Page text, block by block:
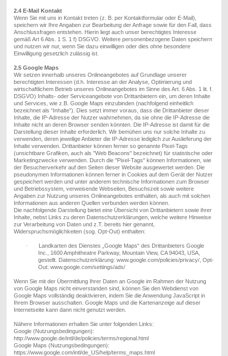
2.4 E-Mail Kontakt
Wenn Sie mit uns in Kontakt treten (z. B. per Kontaktformular oder E-Mail),
speichern wir Ihre Angaben zur Bearbeitung der Anfrage sowie für den Fall, dass
Anschlussfragen entstehen. Hierin liegt auch unser berechtigtes Interesse
gemäß Art 6 Abs. 1 S. 1 f) DSGVO. Weitere personenbezogene Daten speichern
und nutzen wir nur, wenn Sie dazu einwilligen oder dies ohne besondere
Einwilligung gesetzlich zulässig ist.
2.5 Google Maps
Wir setzen innerhalb unseres Onlineangebotes auf Grundlage unserer
berechtigten Interessen (d.h. Interesse an der Analyse, Optimierung und
wirtschaftlichem Betrieb unseres Onlineangebotes im Sinne des Art. 6 Abs. 1 lit. f.
DSGVO) Inhalts- oder Serviceangebote von Drittanbietern ein, um deren Inhalte
und Services, wie z.B. Google Maps einzubinden (nachfolgend einheitlich
bezeichnet als “Inhalte”). Dies setzt immer voraus, dass die Drittanbieter dieser
Inhalte, die IP-Adresse der Nutzer wahrnehmen, da sie ohne die IP-Adresse die
Inhalte nicht an deren Browser senden könnten. Die IP-Adresse ist damit für die
Darstellung dieser Inhalte erforderlich. Wir bemühen uns nur solche Inhalte zu
verwenden, deren jeweilige Anbieter die IP-Adresse lediglich zur Auslieferung der
Inhalte verwenden. Drittanbieter können ferner so genannte Pixel-Tags
(unsichtbare Grafiken, auch als "Web Beacons" bezeichnet) für statistische oder
Marketingzwecke verwenden. Durch die "Pixel-Tags" können Informationen, wie
der Besucherverkehr auf den Seiten dieser Website ausgewertet werden. Die
pseudonymen Informationen können ferner in Cookies auf dem Gerät der Nutzer
gespeichert werden und unter anderem technische Informationen zum Browser
und Betriebssystem, verweisende Webseiten, Besuchszeit sowie weitere
Angaben zur Nutzung unseres Onlineangebotes enthalten, als auch mit solchen
Informationen aus anderen Quellen verbunden werden können.
Die nachfolgende Darstellung bietet eine Übersicht von Drittanbietern sowie ihrer
Inhalte, nebst Links zu deren Datenschutzerklärungen, welche weitere Hinweise
zur Verarbeitung von Daten und z.T. bereits hier genannt,
Widerspruchsmöglichkeiten (sog. Opt-Out) enthalten:
·
Landkarten des Dienstes „Google Maps“ des Drittanbieters Google
Inc., 1600 Amphitheatre Parkway, Mountain View, CA 94043, USA,
gestellt. Datenschutzerklärung: www.google.com/policies/privacy/, Opt-
Out: www.google.com/settings/ads/
Wenn Sie mit der Übermittlung Ihrer Daten an Google im Rahmen der Nutzung
von Google Maps nicht einverstanden sind, können Sie den Webdienst von
Google Maps vollständig deaktivieren, indem Sie die Anwendung JavaScript in
Ihrem Browser ausschalten. Google Maps und die Kartenanzeige auf dieser
Internetseite kann dann nicht genutzt werden.
Nähere Informationen erhalten Sie unter folgenden Links:
Google (Nutzungsbedingungen):
http://www.google.de/intl/de/policies/terms/regional.html
Google Maps (Nutzungsbedingungen):
https://www.google.com/intl/de_US/help/terms_maps.html